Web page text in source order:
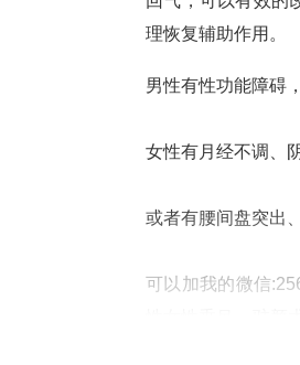
理恢复辅助作用。
男性有性功能障碍
女性有月经不调、
或者有腰间盘突出
可以加我的微信
播，开课前我会提